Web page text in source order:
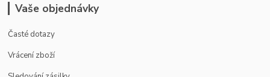
Vaše objednávky
Časté dotazy
Vrácení zboží